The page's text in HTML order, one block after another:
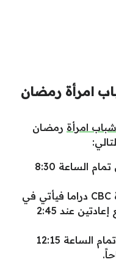
امرأة رمضان
امرأة رمضان
يتم عرضه على قناة CBC في تمام الساعة 8:30
أما عن موعد عرضه على قناة CBC دراما فيأتي في
تمام الساعة 10:30 مساءً، مع إعادتين عند 2:45
على قناة ON يتم عرضه في تمام الساعة 12:15